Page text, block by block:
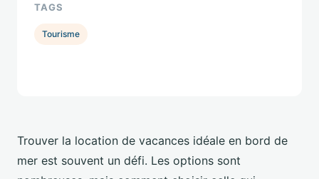
Trouver la location de vacances idéale en bord de
mer est souvent un défi. Les options sont
TAGS
Tourisme